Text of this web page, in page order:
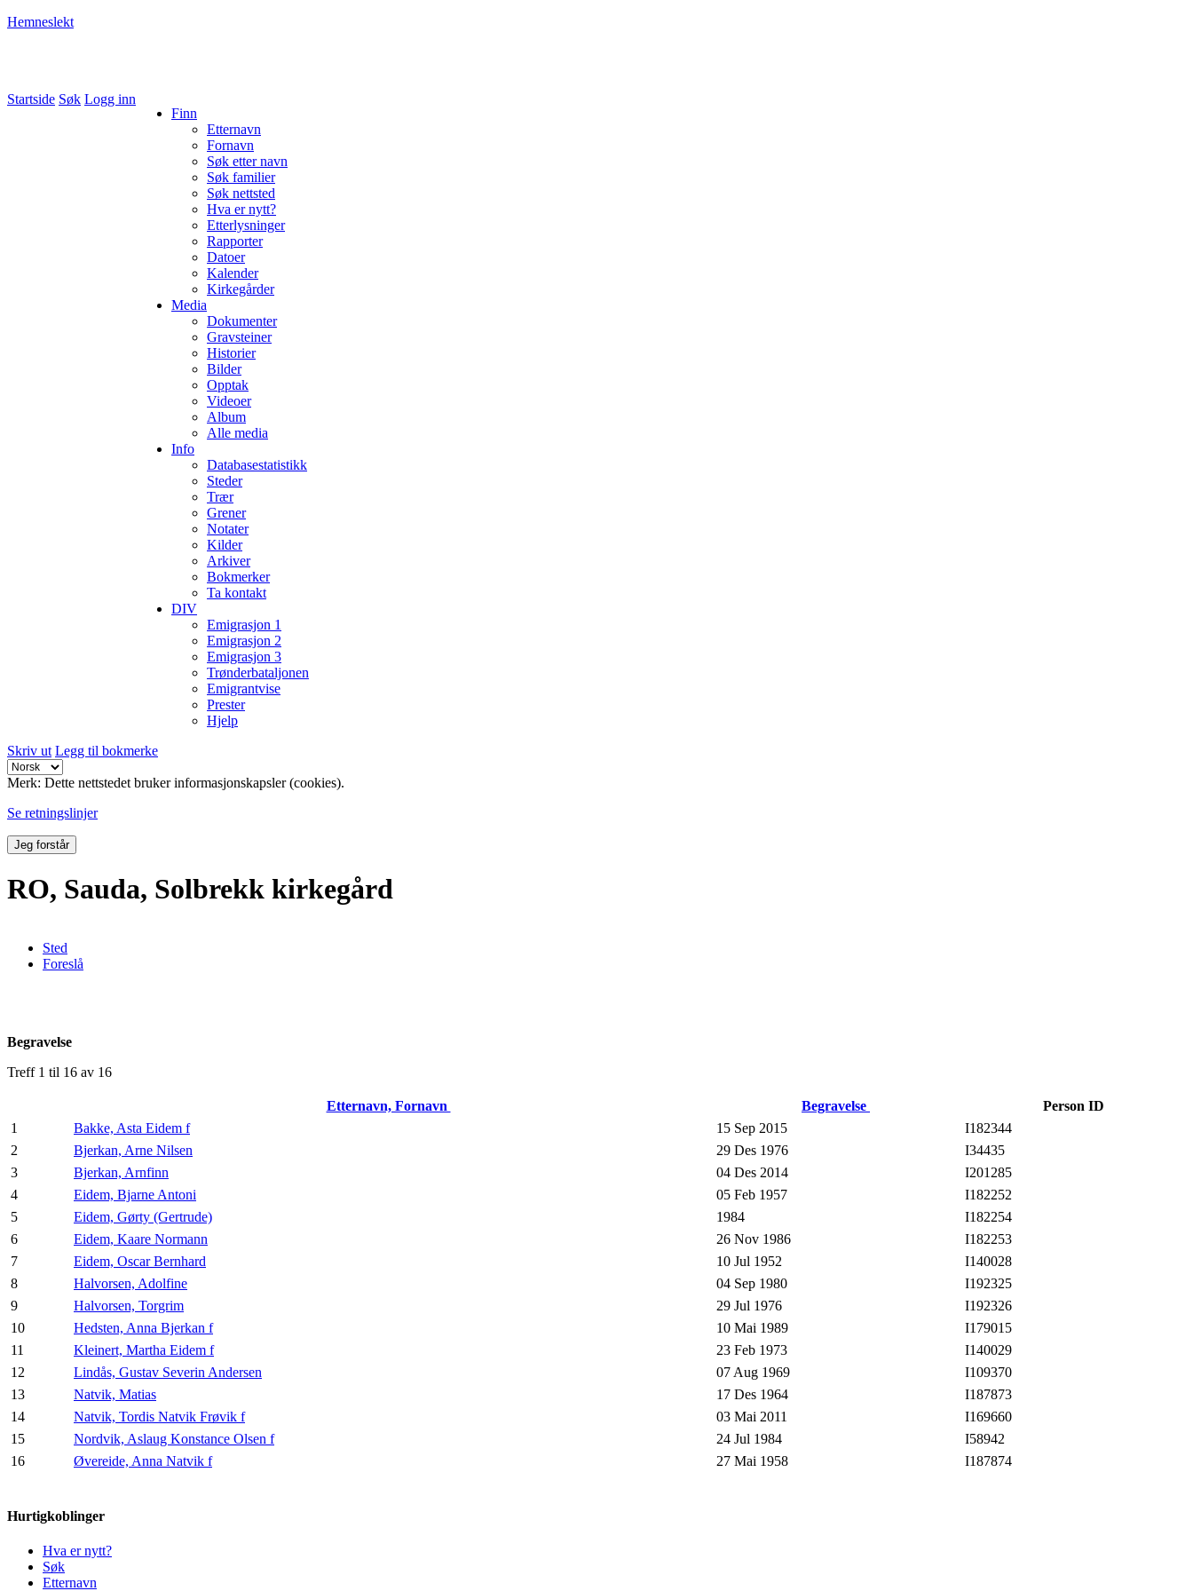
Hemneslekt
Startside Søk Logg inn
Finn
Etternavn
Fornavn
Søk etter navn
Søk familier
Søk nettsted
Hva er nytt?
Etterlysninger
Rapporter
Datoer
Kalender
Kirkegårder
Media
Dokumenter
Gravsteiner
Historier
Bilder
Opptak
Videoer
Album
Alle media
Info
Databasestatistikk
Steder
Trær
Grener
Notater
Kilder
Arkiver
Bokmerker
Ta kontakt
DIV
Emigrasjon 1
Emigrasjon 2
Emigrasjon 3
Trønderbataljonen
Emigrantvise
Prester
Hjelp
Skriv ut Legg til bokmerke
Merk: Dette nettstedet bruker informasjonskapsler (cookies).
Se retningslinjer
Jeg forstår
RO, Sauda, Solbrekk kirkegård
Sted
Foreslå
Begravelse
Treff 1 til 16 av 16
Etternavn, Fornavn Begravelse
Person ID
1
Bakke, Asta Eidem f 15 Sep 2015
I182344
2
Bjerkan, Arne Nilsen 29 Des 1976
I34435
3
Bjerkan, Arnfinn 04 Des 2014
I201285
4
Eidem, Bjarne Antoni 05 Feb 1957
I182252
5
Eidem, Gørty (Gertrude) 1984
I182254
6
Eidem, Kaare Normann 26 Nov 1986
I182253
7
Eidem, Oscar Bernhard 10 Jul 1952
I140028
8
Halvorsen, Adolfine 04 Sep 1980
I192325
9
Halvorsen, Torgrim 29 Jul 1976
I192326
10
Hedsten, Anna Bjerkan f 10 Mai 1989
I179015
11
Kleinert, Martha Eidem f 23 Feb 1973
I140029
12
Lindås, Gustav Severin Andersen 07 Aug 1969
I109370
13
Natvik, Matias 17 Des 1964
I187873
14
Natvik, Tordis Natvik Frøvik f 03 Mai 2011
I169660
15
Nordvik, Aslaug Konstance Olsen f 24 Jul 1984
I58942
16
Øvereide, Anna Natvik f 27 Mai 1958 I187874
Hurtigkoblinger
Hva er nytt?
Søk
Etternavn